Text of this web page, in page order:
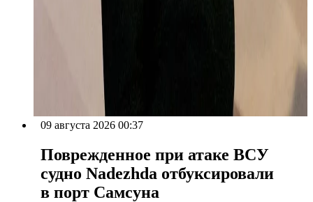
09 августа 2026 00:37
Поврежденное при атаке ВСУ
судно Nadezhda отбуксировали
в порт Самсуна